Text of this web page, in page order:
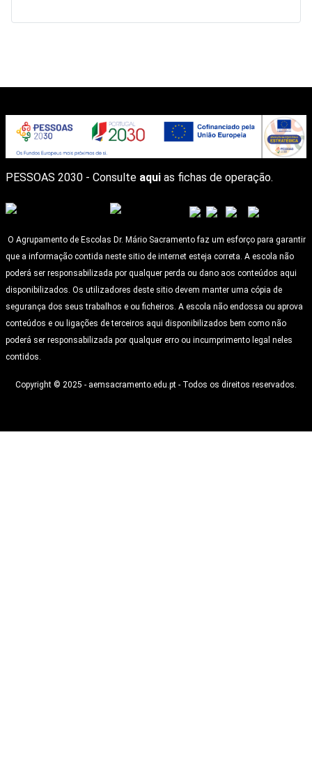
PESSOAS 2030 - Consulte aqui as fichas de operação.
O Agrupamento de Escolas Dr. Mário Sacramento faz um esforço para garantir
que a informação contida neste sitio de internet esteja correta. A escola não
poderá ser responsabilizada por qualquer perda ou dano aos conteúdos aqui
disponibilizados. Os utilizadores deste sitio devem manter uma cópia de
segurança dos seus trabalhos e ou ficheiros. A escola não endossa ou aprova
conteúdos e ou ligações de terceiros aqui disponibilizados bem como não
poderá ser responsabilizada por qualquer erro ou incumprimento legal neles
contidos.
Copyright © 2025 - aemsacramento.edu.pt - Todos os direitos reservados.